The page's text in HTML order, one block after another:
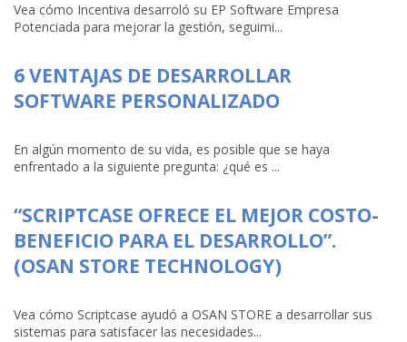
Vea cómo Incentiva desarroló su EP Software Empresa
Potenciada para mejorar la gestión, seguimi...
6 VENTAJAS DE DESARROLLAR
SOFTWARE PERSONALIZADO
En algún momento de su vida, es posible que se haya
enfrentado a la siguiente pregunta: ¿qué es ...
“SCRIPTCASE OFRECE EL MEJOR COSTO-
BENEFICIO PARA EL DESARROLLO”.
(OSAN STORE TECHNOLOGY)
Vea cómo Scriptcase ayudó a OSAN STORE a desarrollar sus
sistemas para satisfacer las necesidades...